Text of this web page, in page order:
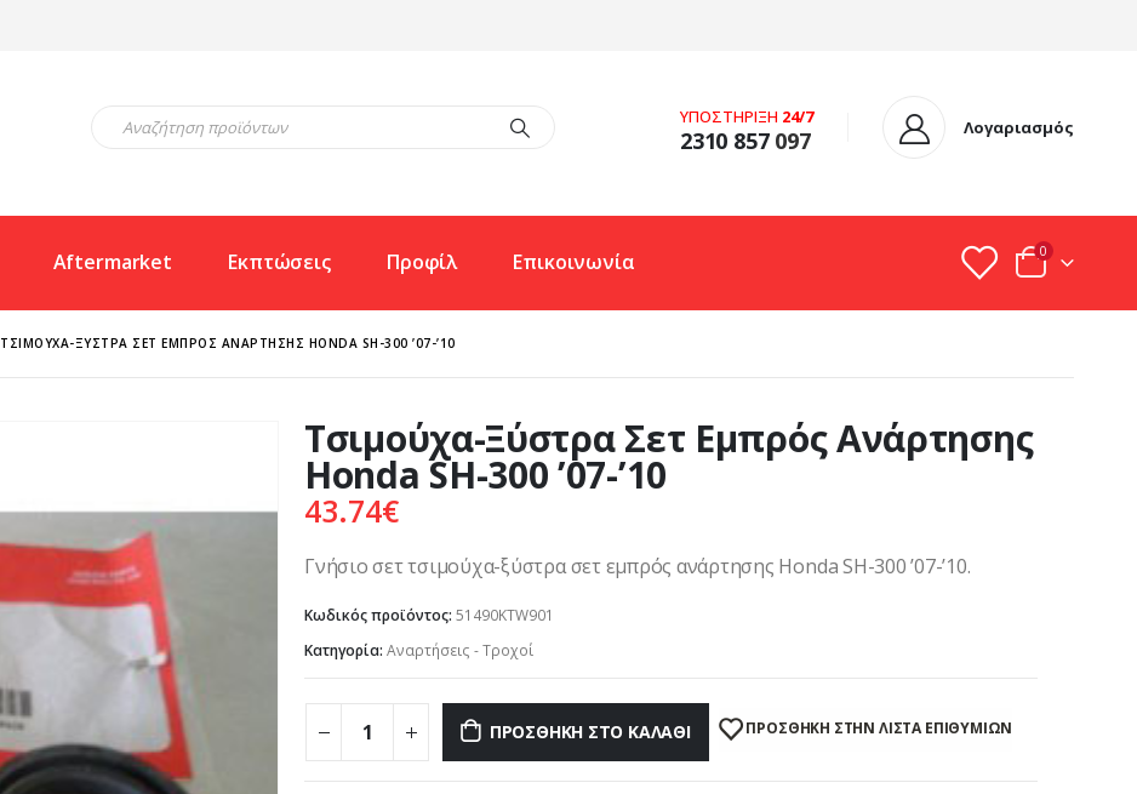
ΥΠΟΣΤΗΡΙΞΗ 24/7
2310 857097 Λογαριασμός
Aftermarket Εκπτώσεις Προφίλ Επικοινωνία 0
ΤΣΙΜΟΎΧΑ-ΞΎΣΤΡΑ ΣΕΤ ΕΜΠΡΌΣ ΑΝΆΡΤΗΣΗΣ HONDA SH-300 ’07-’10
Τσιμούχα-Ξύστρα Σετ Εμπρός Ανάρτησης
Honda SH-300 ’07-’10
43.74€
Γνήσιο σετ τσιμούχα-ξύστρα σετ εμπρός ανάρτησης Honda SH-300 ’07-’10.
Κωδικός προϊόντος: 51490KTW901
Κατηγορία: Αναρτήσεις - Τροχοί
ΠΡΟΣΘΉΚΗ ΣΤΟ ΚΑΛΆΘΙ ΠΡΌΣΘΉΚΗ ΣΤΗΝ ΛΊΣΤΑ ΕΠΙΘΥΜΙΏΝ